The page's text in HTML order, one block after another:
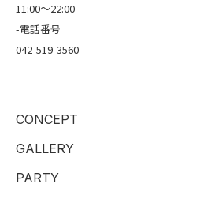
11:00〜22:00
-電話番号
042-519-3560
CONCEPT
GALLERY
PARTY